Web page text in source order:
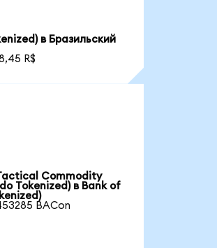
в Бразильский
R$
Commodity
Tokenized) в Bank of
BACon